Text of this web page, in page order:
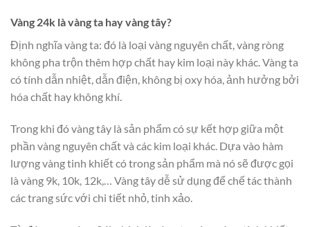
Vàng 24k là vàng ta hay vàng tây?
Định nghĩa vàng ta: đó là loại vàng nguyên chất, vàng ròng
không pha trộn thêm hợp chất hay kim loại này khác. Vàng ta
có tính dẫn nhiệt, dẫn điện, không bị oxy hóa, ảnh hưởng bởi
hóa chất hay không khí.
Trong khi đó vàng tây là sản phẩm có sự kết hợp giữa một
phần vàng nguyên chất và các kim loại khác. Dựa vào hàm
lượng vàng tinh khiết có trong sản phẩm mà nó sẽ được gọi
là vàng 9k, 10k, 12k,… Vàng tây dễ sử dụng để chế tác thành
các trang sức với chi tiết nhỏ, tinh xảo.